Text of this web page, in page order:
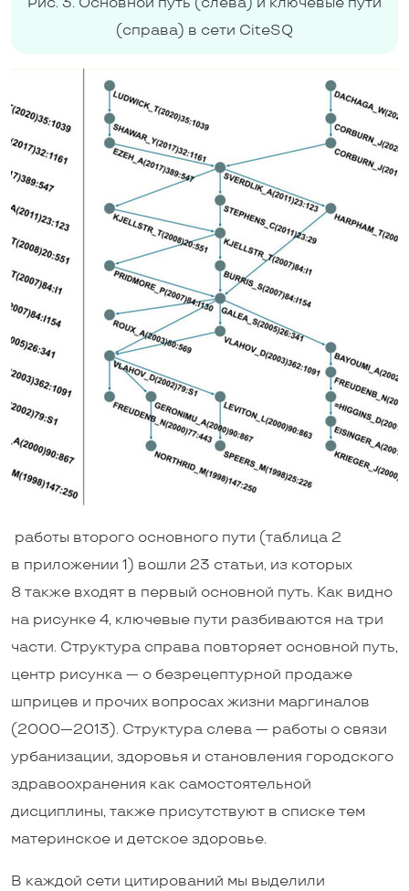
(справа) в сети CiteSQ
работы второго основного пути (таблица 2
в приложении 1) вошли 23 статьи, из которых
8 также входят в первый основной путь. Как видно
на рисунке 4, ключевые пути разбиваются на три
части. Структура справа повторяет основной путь,
центр рисунка — о безрецептурной продаже
шприцев и прочих вопросах жизни маргиналов
(2000—2013). Структура слева — работы о связи
урбанизации, здоровья и становления городского
здравоохранения как самостоятельной
дисциплины, также присутствуют в списке тем
материнское и детское здоровье.
В каждой сети цитирований мы выделили